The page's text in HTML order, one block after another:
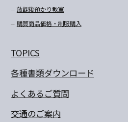
放課後預かり教室
購買商品価格・制服購入
TOPICS
各種書類ダウンロード
よくあるご質問
交通のご案内